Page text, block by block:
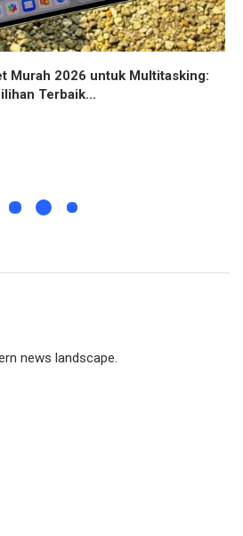
Murah 2026 untuk Multitasking:
Terbaik...
news landscape.